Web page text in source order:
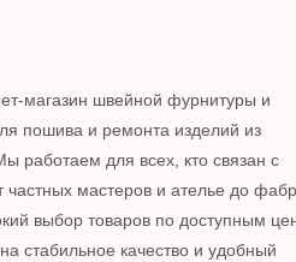
магазин швейной фурнитуры и
пошива и ремонта изделий из
работаем для всех, кто связан с
частных мастеров и ателье до
выбор товаров по доступным
стабильное качество и удобный